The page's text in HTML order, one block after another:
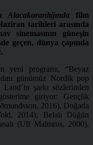
Alacakaranlığında film
tarihleri arasında
sinemasının güneşin
geçen, dünya çapında
yeni programı, “Beyaz
günümüz Nordik pop
şarkı sözlerinden
giriyor: Gençlik
2016), Doğada
2014), Belalı Düğün
(Ulf Malmros, 2000),